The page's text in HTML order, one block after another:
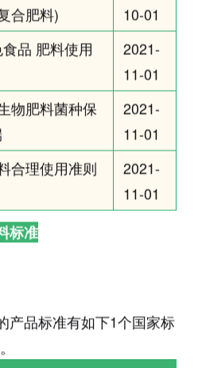
合肥料)
10-01
品 肥料使用
2021-
11-01
物肥料菌种保
2021-
11-01
合理使用准则
2021-
11-01
标准
产品标准有如下1个国家标